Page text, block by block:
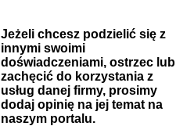
Jeżeli chcesz podzielić się z
innymi swoimi
doświadczeniami, ostrzec lub
zachęcić do korzystania z
usług danej firmy, prosimy
dodaj opinię na jej temat na
naszym portalu.